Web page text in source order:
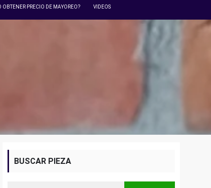
OBTENER PRECIO DE MAYOREO? VIDEOS
BUSCAR PIEZA